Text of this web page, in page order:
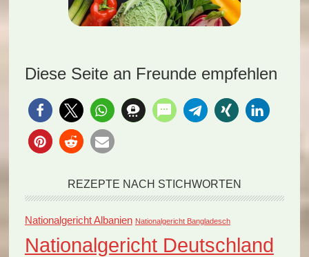
Diese Seite an Freunde empfehlen
REZEPTE NACH STICHWORTEN
Nationalgericht Albanien Nationalgericht Bangladesch
Nationalgericht Deutschland